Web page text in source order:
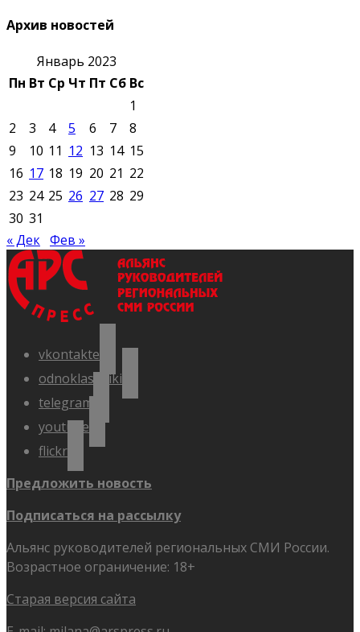
Архив новостей
Январь 2023
Пн Вт Ср Чт Пт Сб Вс
1
2
3 4 5 6 7
8
9
10 11 12 13 14 15
16 17 18 19 20 21 22
23 24 25 26 27 28 29
30 31
« Дек Фев »
vkontakte
odnoklassniki
telegram
youtube
flickr
Предложить новость
Подписаться на рассылку
Альянс руководителей региональных СМИ России.
Возрастное ограничение: 18+
Старая версия сайта